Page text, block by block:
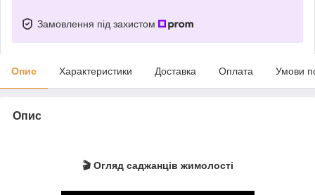
Замовлення під захистом
Опис Характеристики Доставка Оплата Умови
Опис
🎬 Огляд саджанців жимолості